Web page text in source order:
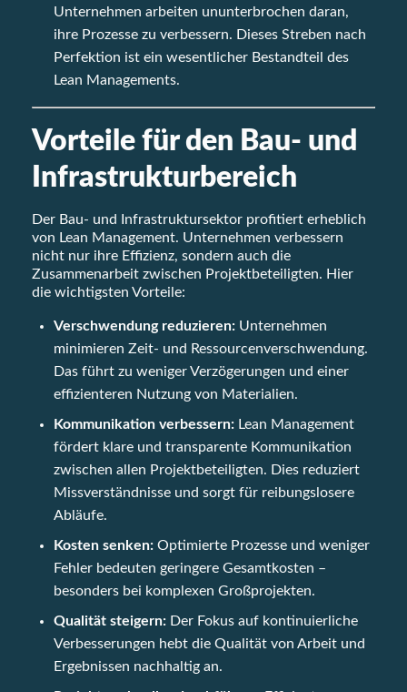
Unternehmen arbeiten ununterbrochen daran,
ihre Prozesse zu verbessern. Dieses Streben nach
Perfektion ist ein wesentlicher Bestandteil des
Lean Managements.
Vorteile für den Bau- und
Infrastrukturbereich
Der Bau- und Infrastruktursektor profitiert erheblich
von Lean Management. Unternehmen verbessern
nicht nur ihre Effizienz, sondern auch die
Zusammenarbeit zwischen Projektbeteiligten. Hier
die wichtigsten Vorteile:
Verschwendung reduzieren: Unternehmen
minimieren Zeit- und Ressourcenverschwendung.
Das führt zu weniger Verzögerungen und einer
effizienteren Nutzung von Materialien.
Kommunikation verbessern: Lean Management
fördert klare und transparente Kommunikation
zwischen allen Projektbeteiligten. Dies reduziert
Missverständnisse und sorgt für reibungslosere
Abläufe.
Kosten senken: Optimierte Prozesse und weniger
Fehler bedeuten geringere Gesamtkosten –
besonders bei komplexen Großprojekten.
Qualität steigern: Der Fokus auf kontinuierliche
Verbesserungen hebt die Qualität von Arbeit und
Ergebnissen nachhaltig an.